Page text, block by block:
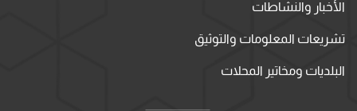
الأخبار والنشاطات
تشريعات المعلومات والتوثيق
البلديات ومخاتير المحلات